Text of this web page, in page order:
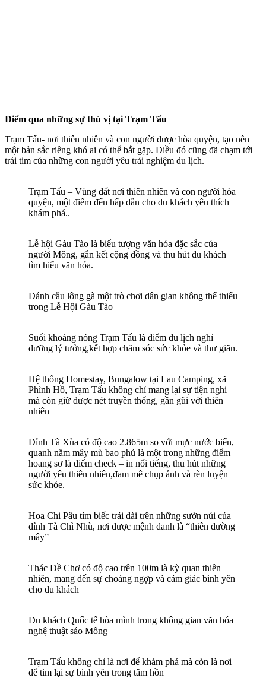
Điểm qua những sự thú vị tại Trạm Tấu
Trạm Tấu- nơi thiên nhiên và con người được hòa quyện, tạo nên
một bản sắc riêng khó ai có thể bắt gặp. Điều đó cũng đã chạm tới
trái tim của những con người yêu trải nghiệm du lịch.
Trạm Tấu – Vùng đất nơi thiên nhiên và con người hòa
quyện, một điểm đến hấp dẫn cho du khách yêu thích
khám phá..
Lễ hội Gàu Tào là biểu tượng văn hóa đặc sắc của
người Mông, gắn kết cộng đồng và thu hút du khách
tìm hiểu văn hóa.
Đánh cầu lông gà một trò chơi dân gian không thể thiếu
trong Lễ Hội Gàu Tào
Suối khoáng nóng Trạm Tấu là điểm du lịch nghỉ
dưỡng lý tưởng,kết hợp chăm sóc sức khỏe và thư giãn.
Hệ thống Homestay, Bungalow tại Lau Camping, xã
Phình Hồ, Trạm Tấu không chỉ mang lại sự tiện nghi
mà còn giữ được nét truyền thống, gần gũi với thiên
nhiên
Đỉnh Tà Xùa có độ cao 2.865m so với mực nước biển,
quanh năm mây mù bao phủ là một trong những điểm
hoang sơ là điểm check – in nổi tiếng, thu hút những
người yêu thiên nhiên,đam mê chụp ảnh và rèn luyện
sức khỏe.
Hoa Chi Pâu tím biếc trải dài trên những sườn núi của
đỉnh Tà Chì Nhù, nơi được mệnh danh là “thiên đường
mây”
Thác Đề Chơ có độ cao trên 100m là kỳ quan thiên
nhiên, mang đến sự choáng ngợp và cảm giác bình yên
cho du khách
Du khách Quốc tế hòa mình trong không gian văn hóa
nghệ thuật sáo Mông
Trạm Tấu không chỉ là nơi để khám phá mà còn là nơi
để tìm lại sự bình yên trong tâm hồn